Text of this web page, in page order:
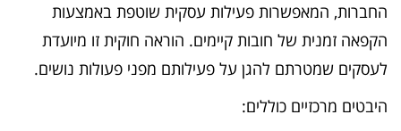
החברות, המאפשרות פעילות עסקית שוטפת באמצעות
הקפאה זמנית של חובות קיימים. הוראה חוקית זו מיועדת
לעסקים שמטרתם להגן על פעילותם מפני פעולות נושים.
היבטים מרכזיים כוללים: